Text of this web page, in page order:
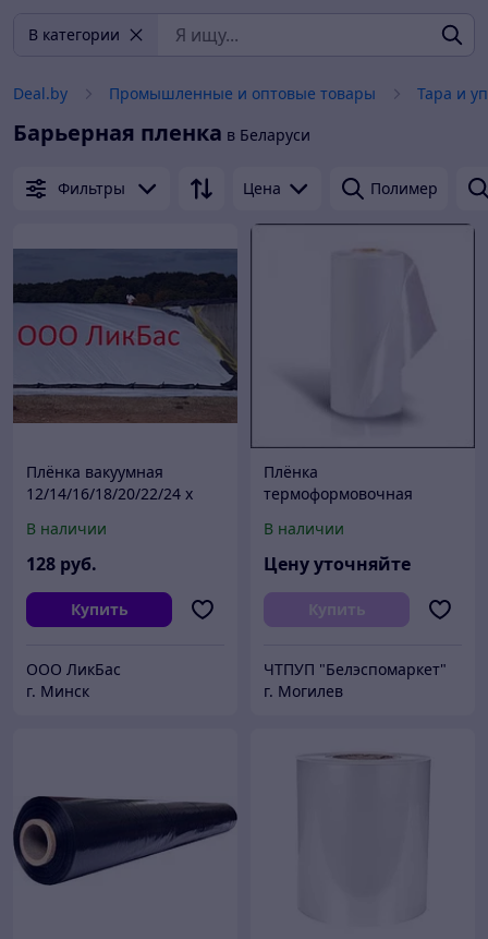
В категории
Deal.by Промышленные и оптовые товары Тара и
Барьерная пленка в Беларуси
Фильтры Цена Полимер
Плёнка вакуумная
12/14/16/18/20/22/24 х
) Доставка.
В наличии
128 руб.
Купить
ООО ЛикБас
г. Минск
Плёнка
термоформовочная
многослойная РА/РЕ пр-во
Польша
В наличии
Цену уточняйте
Купить
ЧТПУП "Белэспомаркет"
г. Могилев